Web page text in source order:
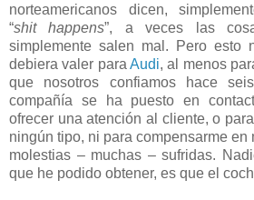
norteamericanos dicen,
“shit happens”, a veces las
simplemente salen mal. Pero esto
debiera valer paraAudi, al menos
que nosotros confiamos hace
compañía se ha puesto en
ofrecer una atención al cliente, o
ningún tipo, ni para compensarme
molestias – muchas – sufridas.
que he podido obtener, es que el